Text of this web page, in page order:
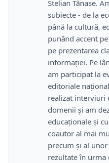
Stelian Tănase.
subiecte - de la
până la cultură,
punând accent
pe prezentarea
informației. Pe
am participat la
editoriale
realizat interviuri
domenii și am
educaționale și
coautor al mai
precum și al
rezultate în urma